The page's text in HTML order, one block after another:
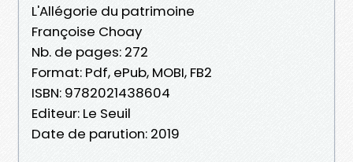
L'Allégorie du patrimoine
Françoise Choay
Nb. de pages: 272
Format: Pdf, ePub, MOBI, FB2
ISBN: 9782021438604
Editeur: Le Seuil
Date de parution: 2019